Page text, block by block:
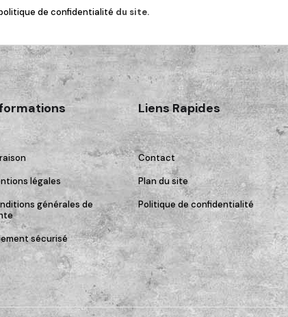
de confidentialité du site.
légales
générales de
sécurisé
Liens Rapides
Contact
Plan du site
Politique de confidentialité